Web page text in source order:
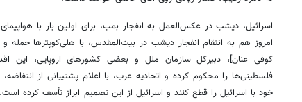
امروز هم به انتقام انفجار دیشب در بیت‌المقدس، با هلی‌کوپترها
کوفی عنان]، دبیرکل سازمان ملل و بعضی کشورهای اروپایی، این
فلسطینی‌ها را محکوم کرده و اتحادیه عرب، با اعلام پشتیبانی از
خود با اسرائیل را قطع کنند و اسرائیل از این تصمیم ابراز تأسف کرده